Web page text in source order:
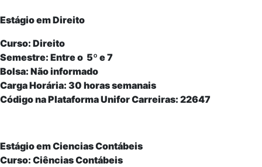
Estágio em Direito
Curso: Direito
Semestre: Entre o 5º e 7
Bolsa: Não informado
Carga Horária: 30 horas semanais
Código na Plataforma Unifor Carreiras: 22647
Estágio em Ciencias Contábeis
Curso: Ciências Contábeis